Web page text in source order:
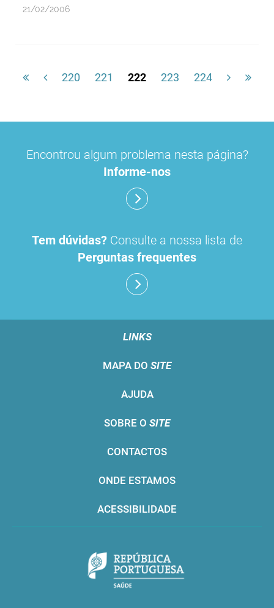
21/02/2006
220 221 222 223 224
Encontrou algum problema nesta página?
Informe-nos
Tem dúvidas? Consulte a nossa lista de
Perguntas frequentes
LINKS
MAPA DO SITE
AJUDA
SOBRE O SITE
CONTACTOS
ONDE ESTAMOS
ACESSIBILIDADE